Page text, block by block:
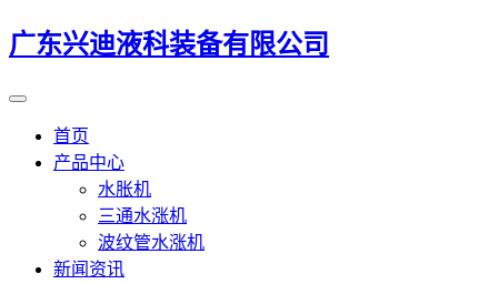
广东兴迪液科装备有限公司
首页
产品中心
水胀机
三通水涨机
波纹管水涨机
新闻资讯